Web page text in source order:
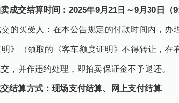
交结算时间：2025年9月21日～9月30日（
买受人：在本公告规定的付款时间内，办
明》（领取的《客车额度证明》不得转让，
，并作违约处理，即拍卖保证金不予退还。
结算方式：现场支付结算、网上支付结算